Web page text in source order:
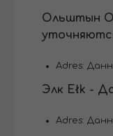
Ольштын
Adres:
Элк Ełk -
Adres: